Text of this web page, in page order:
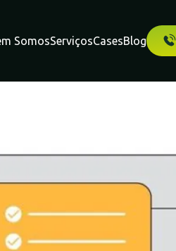
SomosServiçosCasesBlog